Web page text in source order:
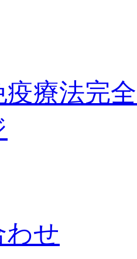
疫療法完
わせ